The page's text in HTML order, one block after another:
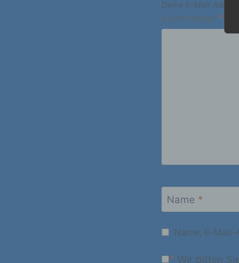
Deine E-Mail-
Kommentar *
Name *
Name, E-
* Wir bitten